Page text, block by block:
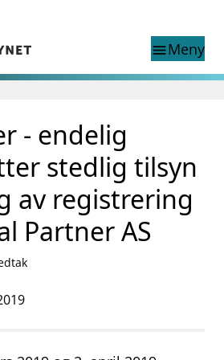
menuMeny
exist in English
English home page
- endelig
stedlig tilsyn
av registrering
Partner AS